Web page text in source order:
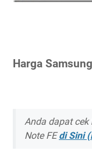
Harga
Anda dapat
Note FEdi Sini